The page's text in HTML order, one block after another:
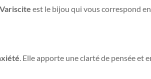
est le bijou qui vous correspond
. Elle apporte une clarté de pensée et